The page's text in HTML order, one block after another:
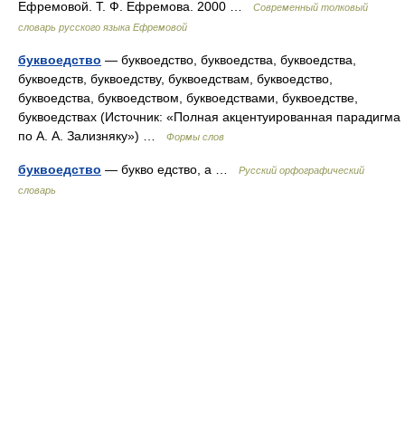
Ефремовой. Т. Ф. Ефремова. 2000 …
Современный толковый
словарь русского языка Ефремовой
буквоедство — буквоедство, буквоедства, буквоедства,
буквоедств, буквоедству, буквоедствам, буквоедство,
буквоедства, буквоедством, буквоедствами, буквоедстве,
буквоедствах (Источник: «Полная акцентуированная парадигма
по А. А. Зализняку») …
Формы слов
буквоедство — букво едство, а …
Русский орфографический
словарь